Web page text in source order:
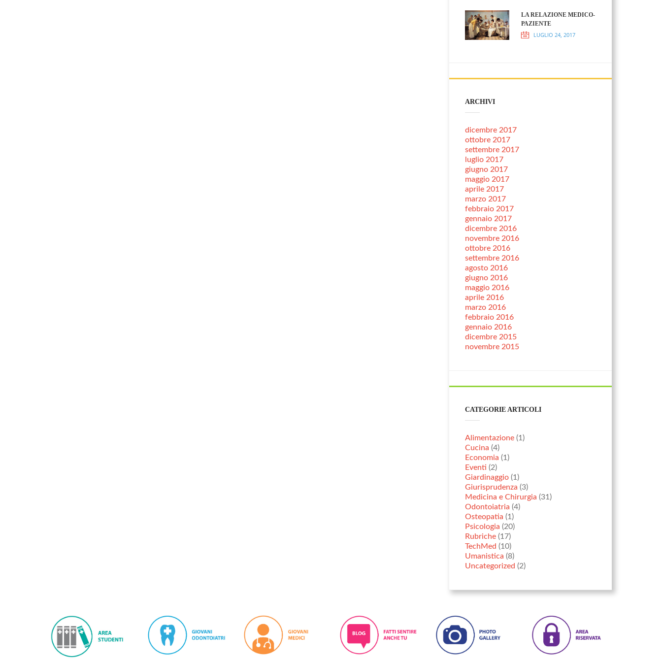
LA RELAZIONE MEDICO-
PAZIENTE
LUGLIO 24, 2017
ARCHIVI
dicembre 2017
ottobre 2017
settembre 2017
luglio 2017
giugno 2017
maggio 2017
aprile 2017
marzo 2017
febbraio 2017
gennaio 2017
dicembre 2016
novembre 2016
ottobre 2016
settembre 2016
agosto 2016
giugno 2016
maggio 2016
aprile 2016
marzo 2016
febbraio 2016
gennaio 2016
dicembre 2015
novembre 2015
CATEGORIE ARTICOLI
Alimentazione (1)
Cucina (4)
Economia (1)
Eventi (2)
Giardinaggio (1)
Giurisprudenza (3)
Medicina e Chirurgia (31)
Odontoiatria (4)
Osteopatia (1)
Psicologia (20)
Rubriche (17)
TechMed (10)
Umanistica (8)
Uncategorized (2)